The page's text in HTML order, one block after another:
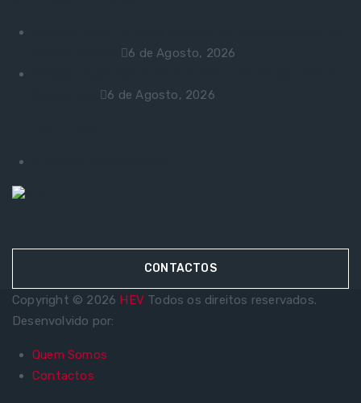
6 de Agosto, 2026
6 de Agosto, 2026
CONTACTOS
Copyright © 2026 HEV Todos os direitos reservados.
Desenvolvido por:
Quem Somos
Contactos